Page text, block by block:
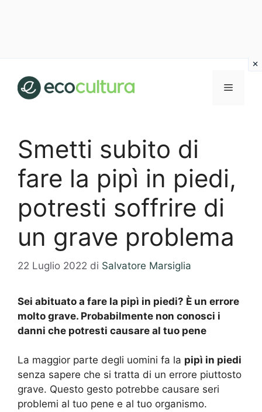
contenuto
MENU
Smetti subito di
fare la pipì in piedi,
potresti soffrire di
un grave problema
22 Luglio 2022 di Salvatore Marsiglia
Sei abituato a fare la pipì in piedi? È un errore
molto grave. Probabilmente non conosci i
danni che potresti causare al tuo pene
La maggior parte degli uomini fa la pipì in piedi
senza sapere che si tratta di un errore piuttosto
grave. Questo gesto potrebbe causare seri
problemi al tuo pene e al tuo organismo.